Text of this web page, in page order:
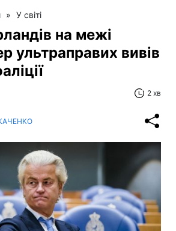
» У світі
на межі
ультраправих вивів
2 хв